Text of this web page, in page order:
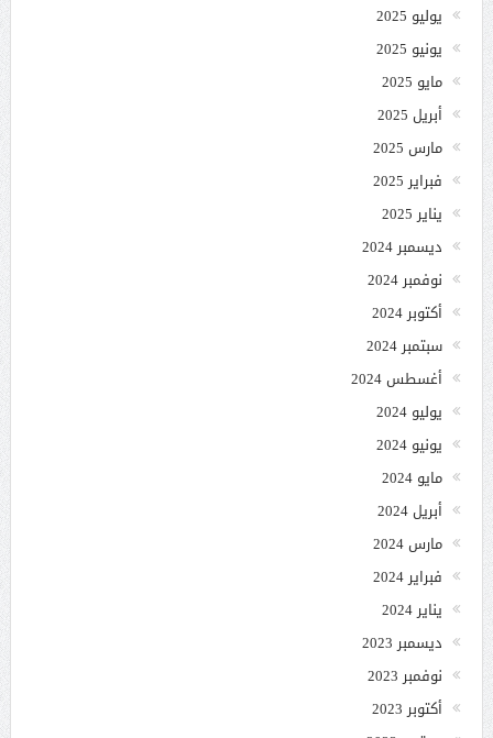
يوليو 2025
يونيو 2025
مايو 2025
أبريل 2025
مارس 2025
فبراير 2025
يناير 2025
ديسمبر 2024
نوفمبر 2024
أكتوبر 2024
سبتمبر 2024
أغسطس 2024
يوليو 2024
يونيو 2024
مايو 2024
أبريل 2024
مارس 2024
فبراير 2024
يناير 2024
ديسمبر 2023
نوفمبر 2023
أكتوبر 2023